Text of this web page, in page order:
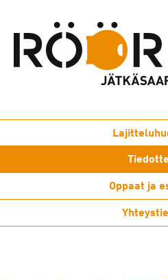
Oppaat ja